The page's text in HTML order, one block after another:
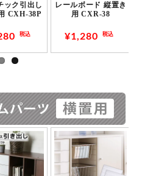
ック引出し
CXH-38P
税込
レールボード 縦置き
用 CXR-38
¥1,280 税込